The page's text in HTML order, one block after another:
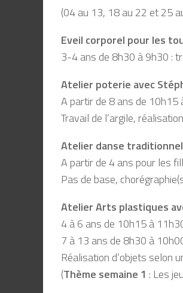
(04 au 13, 18 au 22 et 25
Eveil corporel pour les
3-4 ans de 8h30 à 9h30 :
Atelier poterie avec
A partir de 8 ans de 10h15
Travail de l’argile,
Atelier danse
A partir de 4 ans pour les
Pas de base,
Atelier Arts plastiques
4 à 6 ans de 10h15 à
7 à 13 ans de 8h30 à
Réalisation d’objets selon
(Thème semaine 1 : Les